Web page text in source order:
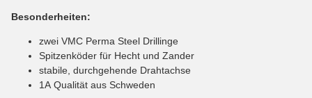
Besonderheiten:
zwei VMC Perma Steel Drillinge
Spitzenköder für Hecht und Zander
stabile, durchgehende Drahtachse
1A Qualität aus Schweden